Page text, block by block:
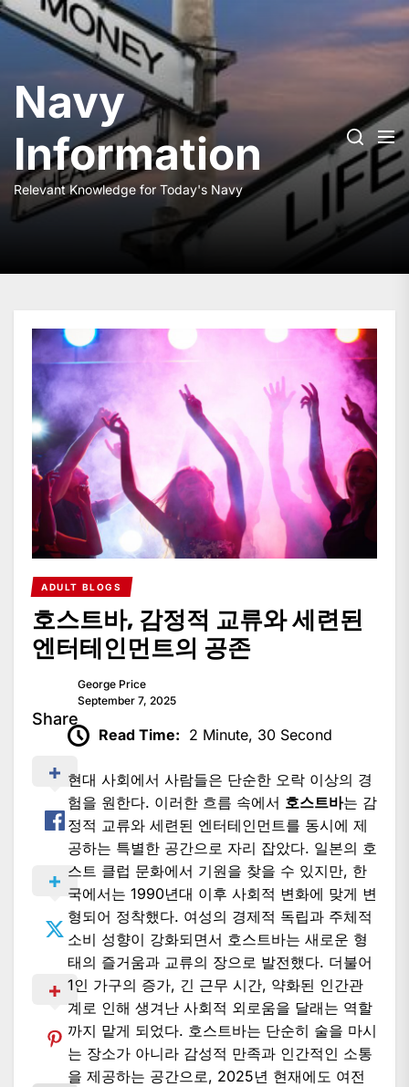
Skip
to
Navy
Information
Relevant Knowledge for Today's Navy
ADULT BLOGS
호스트바, 감정적 교류와 세련된
엔터테인먼트의 공존
George Price
September 7, 2025
Share
Read Time: 2 Minute, 30 Second
현대 사회에서 사람들은 단순한 오락 이상의 경
험을 원한다. 이러한 흐름 속에서 호스트바는 감
정적 교류와 세련된 엔터테인먼트를 동시에 제
공하는 특별한 공간으로 자리 잡았다. 일본의 호
스트 클럽 문화에서 기원을 찾을 수 있지만, 한
국에서는 1990년대 이후 사회적 변화에 맞게 변
형되어 정착했다. 여성의 경제적 독립과 주체적
소비 성향이 강화되면서 호스트바는 새로운 형
태의 즐거움과 교류의 장으로 발전했다. 더불어
1인 가구의 증가, 긴 근무 시간, 약화된 인간관
계로 인해 생겨난 사회적 외로움을 달래는 역할
까지 맡게 되었다. 호스트바는 단순히 술을 마시
는 장소가 아니라 감성적 만족과 인간적인 소통
을 제공하는 공간으로, 2025년 현재에도 여전